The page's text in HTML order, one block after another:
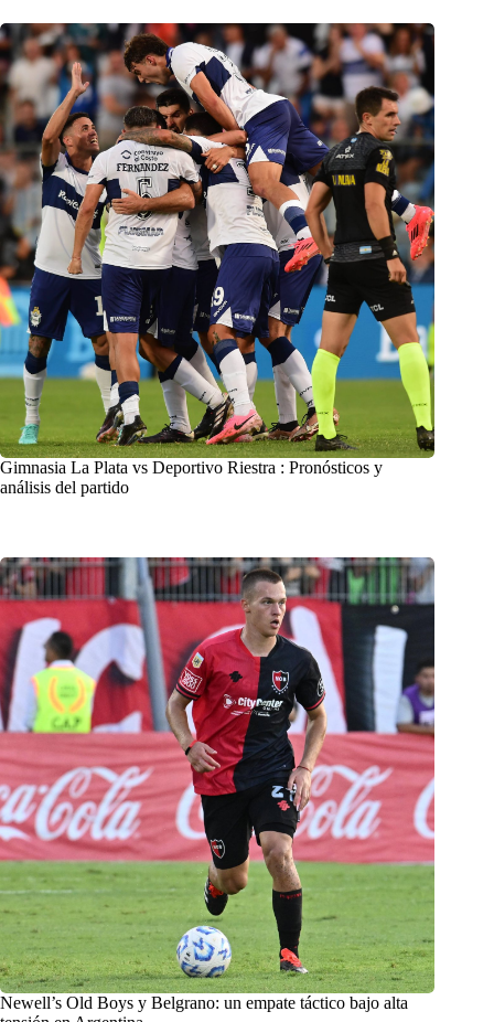
Gimnasia La Plata vs Deportivo Riestra : Pronósticos y
análisis del partido
Newell’s Old Boys y Belgrano: un empate táctico bajo alta